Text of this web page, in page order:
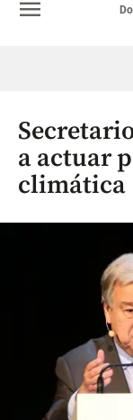
Colombia
menu
a actuar
climática